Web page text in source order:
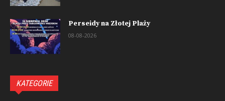
Perseidy na Złotej Plaży
08-08-2026
KATEGORIE